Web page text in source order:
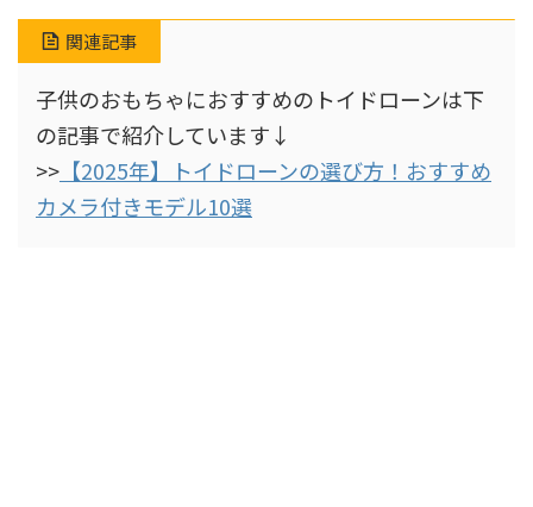
関連記事
子供のおもちゃにおすすめのトイドローンは下
の記事で紹介しています↓
>> 【2025年】トイドローンの選び方！おすすめ
カメラ付きモデル10選